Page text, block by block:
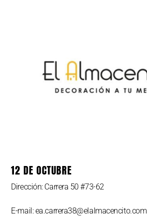
12 DE OCTUBRE
Dirección: Carrera 50 #73-62
E-mail: ea.carrera38@elalmacencito.com